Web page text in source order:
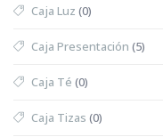
Caja Luz (0)
Caja Presentación (5)
Caja Té (0)
Caja Tizas (0)